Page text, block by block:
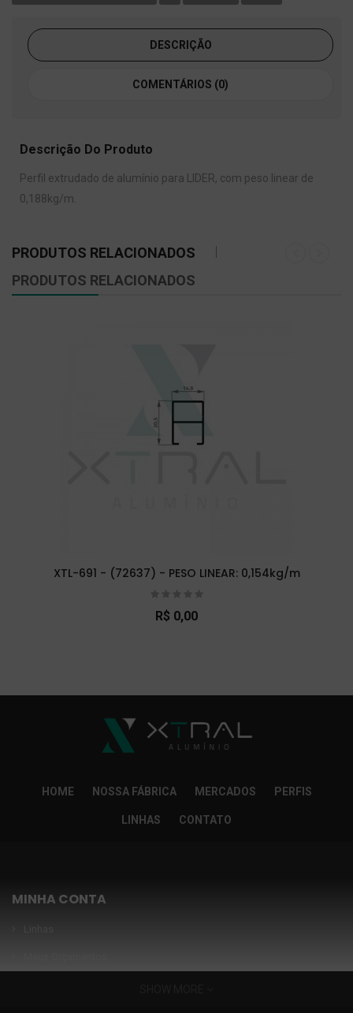
DESCRIÇÃO
COMENTÁRIOS (0)
Descrição Do Produto
Perfil extrudado de alumínio para LIDER, com peso linear de
0,188kg/m.
PRODUTOS RELACIONADOS
PRODUTOS RELACIONADOS
XTL-691 - (72637) - PESO LINEAR: 0,154kg/m
R$ 0,00
HOME NOSSA FÁBRICA MERCADOS PERFIS
LINHAS CONTATO
MINHA CONTA